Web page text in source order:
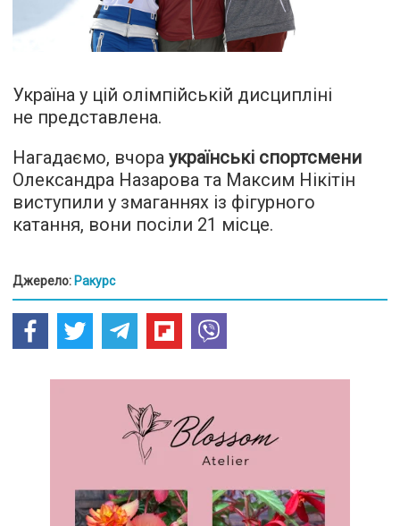
Україна у цій олімпійській дисципліні
не представлена.
Нагадаємо, вчора українські спортсмени
Олександра Назарова та Максим Нікітін
виступили у змаганнях із фігурного
катання, вони посіли 21 місце.
Джерело: Ракурс